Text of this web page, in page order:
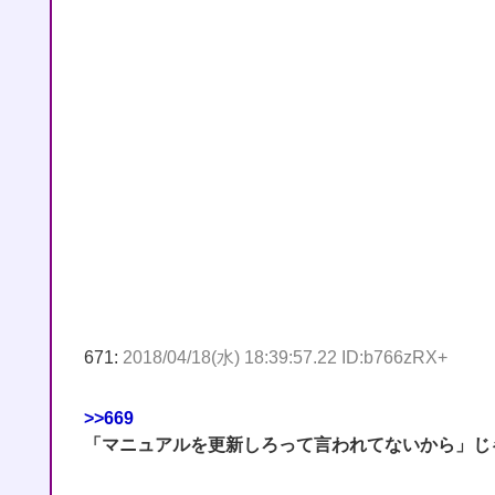
671: 2018/04/18(水) 18:39:57.22 ID:b766zRX+
>>669
「マニュアルを更新しろって言われてないから」